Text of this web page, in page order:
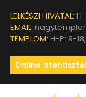
LELKÉSZI HIVATAL:
EMAIL:
TEMPLOM: H-P: 9-
Online